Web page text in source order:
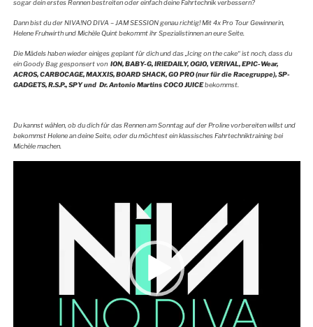
sogar dein erstes Rennen bestreiten oder einfach deine Fahrtechnik verbessern?
Dann bist du der NIVA!NO DIVA – JAM SESSION genau richtig! Mit 4x Pro Tour Gewinnerin,
Helene Fruhwirth und Michèle Quint bekommt ihr Spezialistinnen an eure Seite.
Die Mädels haben wieder einiges geplant für dich und das „Icing on the cake“ ist noch, dass du
ein Goody Bag gesponsert von ION, BABY-G, IRIEDAILY, OGIO, VERIVAL, EPIC-Wear,
ACROS, CARBOCAGE, MAXXIS, BOARD SHACK, GO PRO (nur für die Racegruppe), SP-
GADGETS, R.S.P., SPY und Dr. Antonio Martins COCO JUICEbekommst.
Du kannst wählen, ob du dich für das Rennen am Sonntag auf der Proline vorbereiten willst und
bekommst Helene an deine Seite, oder du möchtest ein klassisches Fahrtechniktraining bei
Michèle machen.